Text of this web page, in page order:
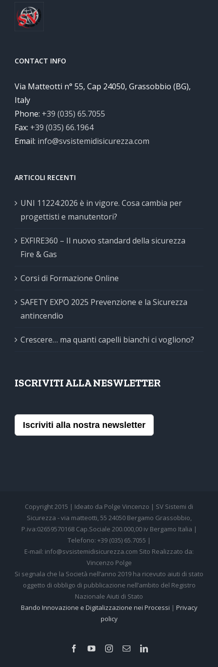
CONTACT INFO
Via Matteotti n° 55, Cap 24050, Grassobbio (BG),
Italy
Phone: +39 (035) 65.7055
Fax: +39 (035) 66.1964
Email: info@svsistemidisicurezza.com
ARTICOLI RECENTI
UNI 11224:2026 è in vigore. Cosa cambia per
progettisti e manutentori?
EXFIRE360 – Il nuovo standard della sicurezza
Fire & Gas
Corsi di Formazione Online
SAFETY EXPO 2025 Prevenzione e la Sicurezza
antincendio
Crescere… ma quanti capelli bianchi ci vogliono?
ISCRIVITI ALLA NESWLETTER
Iscriviti alla nostra newsletter
Copyright 2015 | Ideato da Polge Vincenzo | SV Sistemi di
Sicurezza - via matteotti, 55 24050 Bergamo Grassobbio,
P.iva:02659570168 Cap.Sociale 200.000,00 iv Bergamo Italia |
Telefono: +39 (035) 65.7055 |
E-mail: info@svsistemidisicurezza.com Sito Realizzato da:
Vincenzo Polge
Si segnala che la Società nell’anno 2019 ha ricevuto aiuti di stato
oggetto di obbligo di pubblicazione nell’ambito del Registro
Nazionale Aiuti di Stato
Bando Innovazione e Digitalizzazione nei Processi | Privacy
policy
FacebookYouTubeInstagram
EmailLinkedIn